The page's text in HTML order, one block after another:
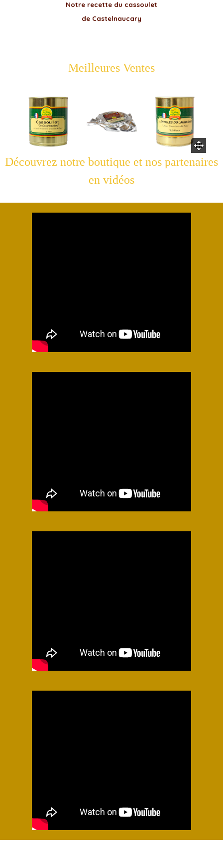
Notre recette du cassoulet
de Castelnaucary
Meilleures Ventes
Découvrez notre boutique et nos partenaires
en vidéos